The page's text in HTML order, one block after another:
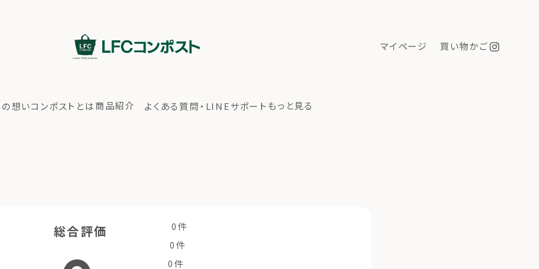
マイページ 買い物かご
想いコンポストとは商品紹介 よくある質問・LINEサポートもっと見る
コンポストとは商品紹介 よくある質問・LINEサポート
総合評価
0件
0件
0件